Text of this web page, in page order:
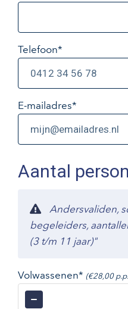
Telefoon*
E-mailadres*
Aantal
Andersvaliden,
begeleiders,
(3 t/m 11 jaar)"
Volwassenen* (€28,00
−